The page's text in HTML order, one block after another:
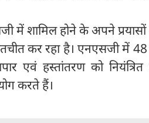
में शामिल होने के अपने
कर रहा है। एनएसजी में 48
एवं हस्तांतरण को
करते हैं।